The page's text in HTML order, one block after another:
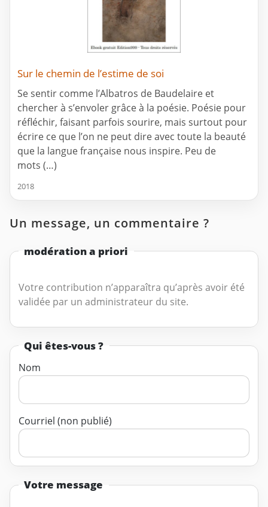
Sur le chemin de l’estime de soi
Se sentir comme l’Albatros de Baudelaire et
chercher à s’envoler grâce à la poésie. Poésie pour
réfléchir, faisant parfois sourire, mais surtout pour
écrire ce que l’on ne peut dire avec toute la beauté
que la langue française nous inspire. Peu de
mots (…)
2018
Un message, un commentaire ?
modération a priori
Votre contribution n’apparaîtra qu’après avoir été
validée par un administrateur du site.
Qui êtes-vous ?
Nom
Courriel (non publié)
Votre message